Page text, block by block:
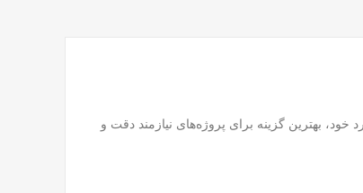
بهترین گزینه برای پروژه‌های نیازمند دقت و